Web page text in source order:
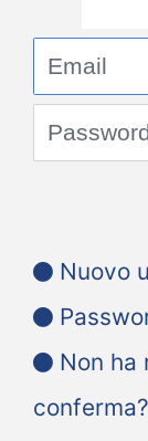
Nuovo
Non ha
conferma?